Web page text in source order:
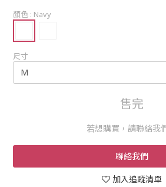
顏色 : Navy
尺寸
售完
若想購買，請聯絡我
聯絡我們
加入追蹤清單